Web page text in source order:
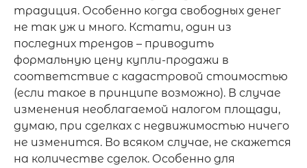
традиция. Особенно когда свободных денег
не так уж и много. Кстати, один из
последних трендов – приводить
формальную цену купли-продажи в
соответствие с кадастровой стоимостью
(если такое в принципе возможно). В случае
изменения необлагаемой налогом площади,
думаю, при сделках с недвижимостью ничего
не изменится. Во всяком случае, не скажется
на количестве сделок. Особенно для